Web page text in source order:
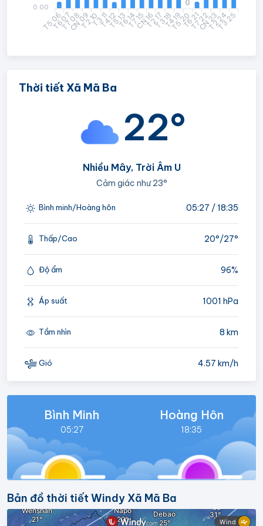
T5 06
T6 07
T7 08
CN 09T2 10T3 11T4 12T5 13T6 14T7 15
CN 16T2 17T3 18T4 19
T5 20T6 21
T7 22
CN 23
T2 24
T3 25
0
0.00
Thời tiết Xã Mã Ba
22°
Nhiều Mây, Trời Âm U
Cảm giác như23°
Bình minh/Hoàng hôn 05:27 / 18:35
Thấp/Cao 20°/27°
Độ ẩm 96%
Áp suất 1001 hPa
Tầm nhìn 8 km
Gió 4.57 km/h
Bình Minh
05:27
Hoàng Hôn
18:35
Bản đồ thời tiết Windy Xã Mã Ba